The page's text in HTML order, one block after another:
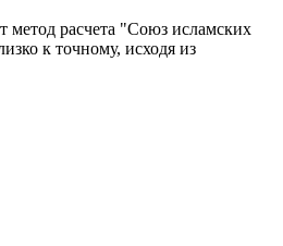
расчета "Союз исламских
к точному, исходя из